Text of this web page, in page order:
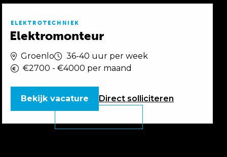
ELEKTROTECHNIEK
Elektromonteur
Groenlo
36-40 uur per week
€2700 - €4000 per maand
Direct solliciteren
Bekijk vacature